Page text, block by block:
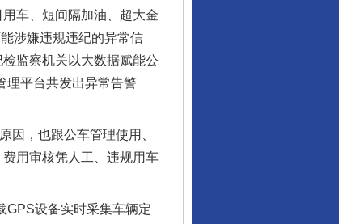
车、短间隔加油、超大金
涉嫌违规违纪的异常信
监察机关以大数据赋能公
理平台共发出异常告警
，也跟公车管理使用、
用审核凭人工、违规用车
设备实时采集车辆定